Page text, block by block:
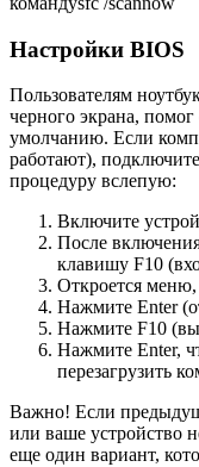
Настройки BIOS
Пользователям
черного экрана,
умолчанию. Если
работают),
процедуру вслепую:
Включите
После
клавишу F10
Откроется
Нажмите Enter
Нажмите F10
Нажмите Enter,
перезагрузить
Важно! Если
или ваше устройство
еще один вариант,